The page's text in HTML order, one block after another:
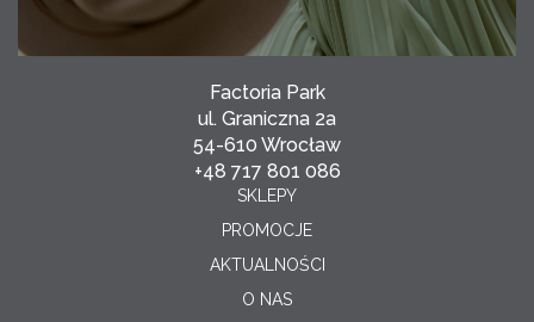
Factoria Park
ul. Graniczna 2a
54-610 Wrocław
+48 717 801 086
SKLEPY
PROMOCJE
AKTUALNOŚCI
O NAS